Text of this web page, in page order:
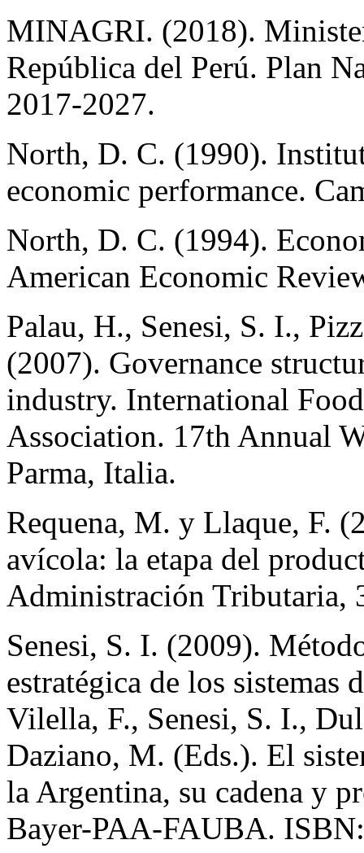
MINAGRI. (2018).
República del Perú. Plan
2017-2027.
North, D. C. (1990).
economic performance.
North, D. C. (1994).
American Economic
Palau, H., Senesi, S. I.,
(2007). Governance
industry. International
Association. 17th Annual
Parma, Italia.
Requena, M. y Llaque, F.
avícola: la etapa del
Administración Tributaria,
Senesi, S. I. (2009).
estratégica de los sistemas
Vilella, F., Senesi, S. I.,
Daziano, M. (Eds.). El
la Argentina, su cadena y
Bayer-PAA-FAUBA.